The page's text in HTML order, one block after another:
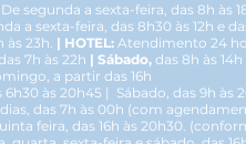
De segunda a sexta-feira, das 8h às
a sexta-feira, das 8h30 às 12h e
às 23h. | HOTEL: Atendimento 24
7h às 22h | Sábado, das 8h às 14h
a partir das 16h
6h30 às 20h45 | Sábado, das 9h às
das 7h às 00h (com
feira, das 16h às 20h30.